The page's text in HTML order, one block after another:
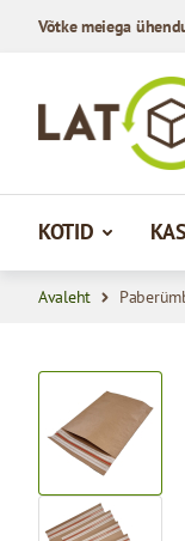
Võtke meiega
KOTID
Avaleht
View larger